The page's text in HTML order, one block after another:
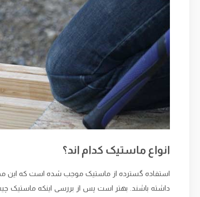
انواع ماستیک کدام اند؟
استفاده گسترده از ماستیک موجب شده است که این
داشته باشند. بهتر است پس از بررسی اینکه ماستیک